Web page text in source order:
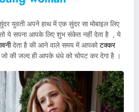
युवती अपने हाथ में एक सुंदर सा मोबाइल लिए
ये सपना आपके लिए शुभ संकेत नहीं देता है , ये
देता है की आने वाले समय में आपकोटक्कर
जो की जल्द ही आपके धंधे को चोपट कर देगा है ।